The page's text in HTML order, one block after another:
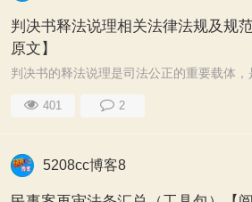
判决书释法说理相关法律法规及规
原文】
401 2
5208cc博客8